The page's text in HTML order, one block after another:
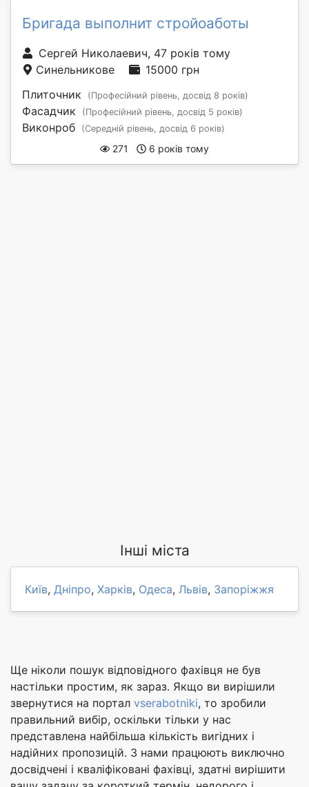
Бригада выполнит стройоаботы
Сергей Николаевич, 47 років тому
Синельникове
15000 грн
Плиточник
(Професійний рівень, досвід 8 років)
Фасадчик (Професійний рівень, досвід 5 років)
Виконроб (Середній рівень, досвід 6 років)
271 6 років тому
Інші міста
Київ, Дніпро, Харків, Одеса, Львів, Запоріжжя
Ще ніколи пошук відповідного фахівця не був
настільки простим, як зараз. Якщо ви вирішили
звернутися на портал vserabotniki, то зробили
правильний вибір, оскільки тільки у нас
представлена найбільша кількість вигідних і
надійних пропозицій. З нами працюють виключно
досвідчені і кваліфіковані фахівці, здатні вирішити